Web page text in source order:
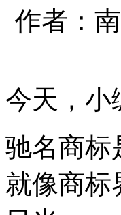
作者：
今天，小
驰名商标
就像商标